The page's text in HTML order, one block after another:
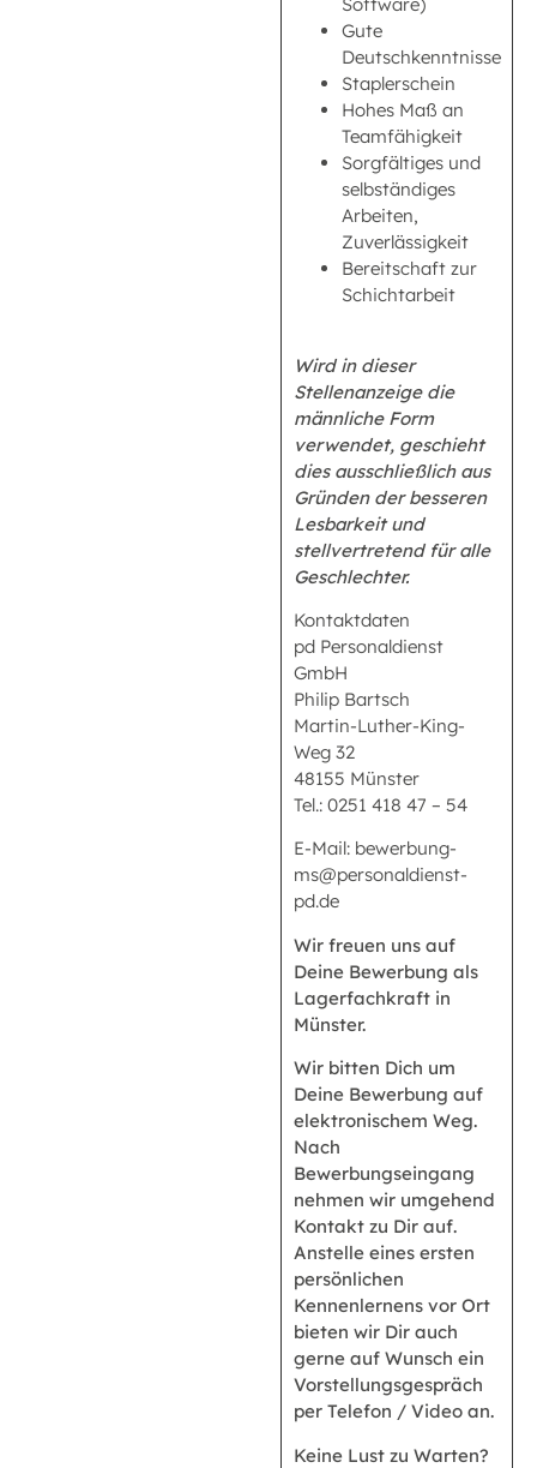
Gute
Deutschkenntnisse
Staplerschein
Hohes Maß an
Teamfähigkeit
Sorgfältiges und
selbständiges
Arbeiten,
Zuverlässigkeit
Bereitschaft zur
Schichtarbeit
Wird in dieser
Stellenanzeige die
männliche Form
verwendet, geschieht
dies ausschließlich aus
Gründen der besseren
Lesbarkeit und
stellvertretend für alle
Geschlechter.
Kontaktdaten
pd Personaldienst
GmbH
Philip Bartsch
Martin-Luther-King-
Weg 32
48155 Münster
Tel.: 0251 418 47 – 54
E-Mail: bewerbung-
ms@personaldienst-
pd.de
Wir freuen uns auf
Deine Bewerbung als
Lagerfachkraft in
Münster.
Wir bitten Dich um
Deine Bewerbung auf
elektronischem Weg.
Nach
Bewerbungseingang
nehmen wir umgehend
Kontakt zu Dir auf.
Anstelle eines ersten
persönlichen
Kennenlernens vor Ort
bieten wir Dir auch
gerne auf Wunsch ein
Vorstellungsgespräch
per Telefon / Video an.
Keine Lust zu Warten?